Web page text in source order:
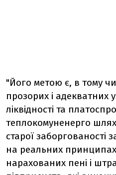
"Його метою є, в тому
прозорих і адекватних
ліквідності та
теплокомуненерго
старої заборгованості
на реальних
нарахованих пені і